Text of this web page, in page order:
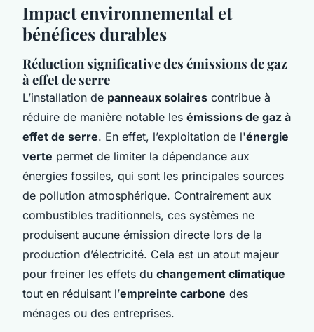
Impact environnemental et
bénéfices durables
Réduction significative des émissions de gaz
à effet de serre
L’installation de panneaux solaires contribue à
réduire de manière notable les émissions de gaz à
effet de serre. En effet, l’exploitation de l'énergie
verte permet de limiter la dépendance aux
énergies fossiles, qui sont les principales sources
de pollution atmosphérique. Contrairement aux
combustibles traditionnels, ces systèmes ne
produisent aucune émission directe lors de la
production d’électricité. Cela est un atout majeur
pour freiner les effets du changement climatique
tout en réduisant l’empreinte carbone des
ménages ou des entreprises.